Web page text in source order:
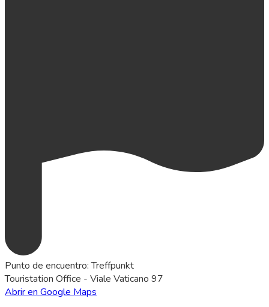
Punto de encuentro:Treffpunkt
Touristation Office - Viale Vaticano 97
Abrir en Google Maps